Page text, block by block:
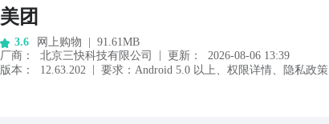
美团
3.6 网上购物
91.61MB
厂商 ： 北京三快科技有限公司 更新：
2026-08-06 13:39
版本：
12.63.202 要求： Android 5.0 以上、 权限详情、 隐私政策